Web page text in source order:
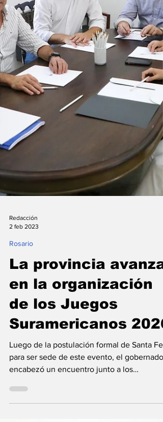
Redacción
2 feb 2023
Rosario
La provincia avanza
en la organización
de los Juegos
Suramericanos 2026